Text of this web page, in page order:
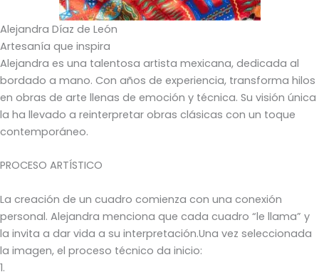
Alejandra Díaz de León
Artesanía que inspira
Alejandra es una talentosa artista mexicana, dedicada al
bordado a mano. Con años de experiencia, transforma hilos
en obras de arte llenas de emoción y técnica. Su visión única
la ha llevado a reinterpretar obras clásicas con un toque
contemporáneo.
PROCESO ARTÍSTICO
La creación de un cuadro comienza con una conexión
personal. Alejandra menciona que cada cuadro “le llama” y
la invita a dar vida a su interpretación.Una vez seleccionada
la imagen, el proceso técnico da inicio:
1.